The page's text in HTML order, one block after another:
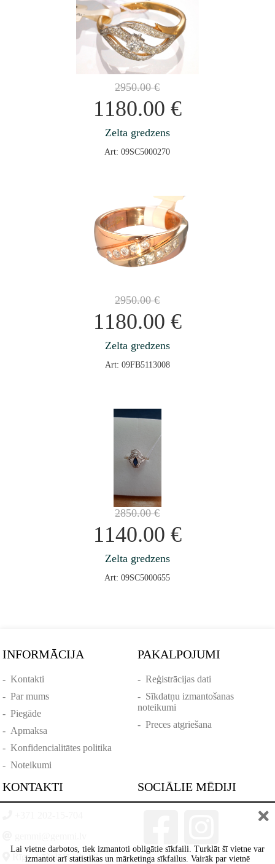
2950.00€
1180.00 €
Zelta gredzens
Art: 09SC5000270
2950.00€
1180.00 €
Zelta gredzens
Art: 09FB5113008
2850.00€
1140.00 €
Zelta gredzens
Art: 09SC5000655
INFORMĀCIJA
-Kontakti
-Par mums
-Piegāde
- Apmaksa
-Konfidencialitātes politika
-Noteikumi
PAKALPOJUMI
- Reģistrācijas dati
- Sīkdatņu izmantošanas
noteikumi
- Preces atgriešana
KONTAKTI
Rīga, Lāčplēšā iela 88
SOCIĀLIE MĒDIJI
Lai vietne darbotos, tiek izmantoti obligātie sīkfaili. Turklāt šī vietne var
izmantot arī statistikas un mārketinga sīkfailus. Vairāk par vietnē